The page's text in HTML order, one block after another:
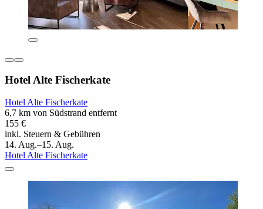
Hotel Alte Fischerkate
Hotel Alte Fischerkate
6,7 km von Südstrand entfernt
155 €
inkl. Steuern & Gebühren
14. Aug.–15. Aug.
Hotel Alte Fischerkate